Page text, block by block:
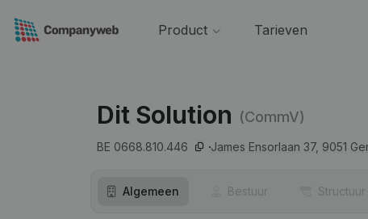
Product Tarieven
Dit Solution (CommV)
BE 0668.810.446 James Ensorlaan 37, 9051
Algemeen Bestuur Structuur